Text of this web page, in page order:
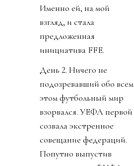
Именно ей, на мой
взгляд, и стала
предложенная
инициатива FFE.
День 2. Ничего не
подозревавший обо всем
этом футбольный мир
взорвался. УЕФА первой
созвала экстренное
совещание федераций.
Попутно выпустив